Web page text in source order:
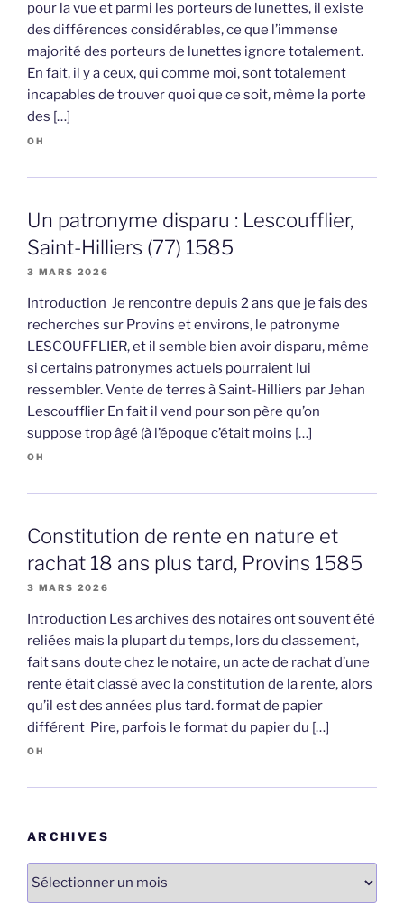
pour la vue et parmi les porteurs de lunettes, il existe
des différences considérables, ce que l’immense
majorité des porteurs de lunettes ignore totalement.
En fait, il y a ceux, qui comme moi, sont totalement
incapables de trouver quoi que ce soit, même la porte
des […]
OH
Un patronyme disparu : Lescoufflier,
Saint-Hilliers (77) 1585
3 MARS 2026
Introduction Je rencontre depuis 2 ans que je fais des
recherches sur Provins et environs, le patronyme
LESCOUFFLIER, et il semble bien avoir disparu, même
si certains patronymes actuels pourraient lui
ressembler. Vente de terres à Saint-Hilliers par Jehan
Lescoufflier En fait il vend pour son père qu’on
suppose trop âgé (à l’époque c’était moins […]
OH
Constitution de rente en nature et
rachat 18 ans plus tard, Provins 1585
3 MARS 2026
Introduction Les archives des notaires ont souvent été
reliées mais la plupart du temps, lors du classement,
fait sans doute chez le notaire, un acte de rachat d’une
rente était classé avec la constitution de la rente, alors
qu’il est des années plus tard. format de papier
différent Pire, parfois le format du papier du […]
OH
ARCHIVES
Archives